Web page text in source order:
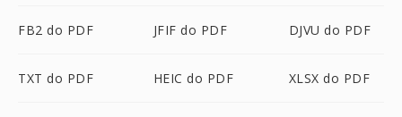
FB2 do PDF JFIF do PDF DJVU do PDF
TXT do PDF HEIC do PDF XLSX do PDF